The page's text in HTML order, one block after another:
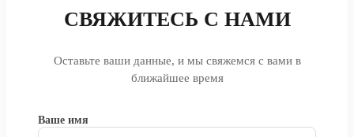
СВЯЖИТЕСЬ С НАМИ
Оставьте ваши данные, и мы свяжемся с вами в
ближайшее время
Ваше имя